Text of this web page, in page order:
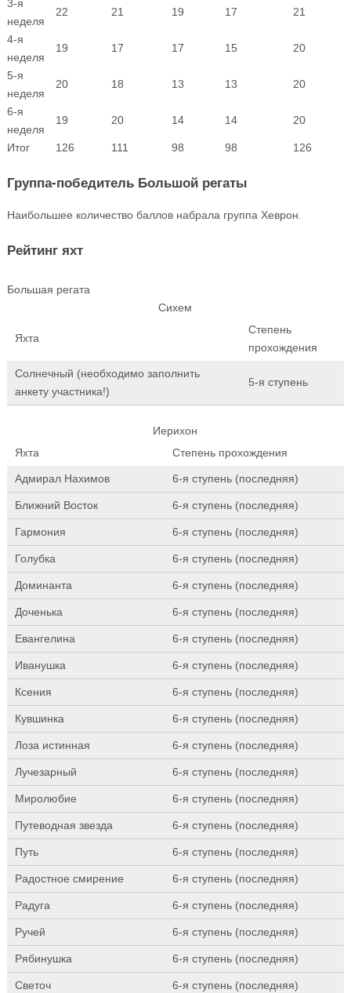
3-я
неделя
22 21 19 17 21
4-я
неделя
19 17 17 15 20
5-я
неделя
20 18 13 13 20
6-я
неделя
19 20 14 14 20
Итог 126 111 98 98 126
Группа-победитель Большой регаты
Наибольшее количество баллов набрала группа Хеврон.
Рейтинг яхт
Большая регата
Сихем
Яхта
Степень
прохождения
Солнечный (необходимо заполнить
анкету участника!)
5-я ступень
Иерихон
Яхта
Степень прохождения
Адмирал Нахимов 6-я ступень (последняя)
Ближний Восток 6-я ступень (последняя)
Гармония 6-я ступень (последняя)
Голубка 6-я ступень (последняя)
Доминанта 6-я ступень (последняя)
Доченька 6-я ступень (последняя)
Евангелина 6-я ступень (последняя)
Иванушка 6-я ступень (последняя)
Ксения 6-я ступень (последняя)
Кувшинка 6-я ступень (последняя)
Лоза истинная 6-я ступень (последняя)
Лучезарный 6-я ступень (последняя)
Миролюбие 6-я ступень (последняя)
Путеводная звезда 6-я ступень (последняя)
Путь 6-я ступень (последняя)
Радостное смирение 6-я ступень (последняя)
Радуга 6-я ступень (последняя)
Ручей 6-я ступень (последняя)
Рябинушка 6-я ступень (последняя)
Светоч 6-я ступень (последняя)